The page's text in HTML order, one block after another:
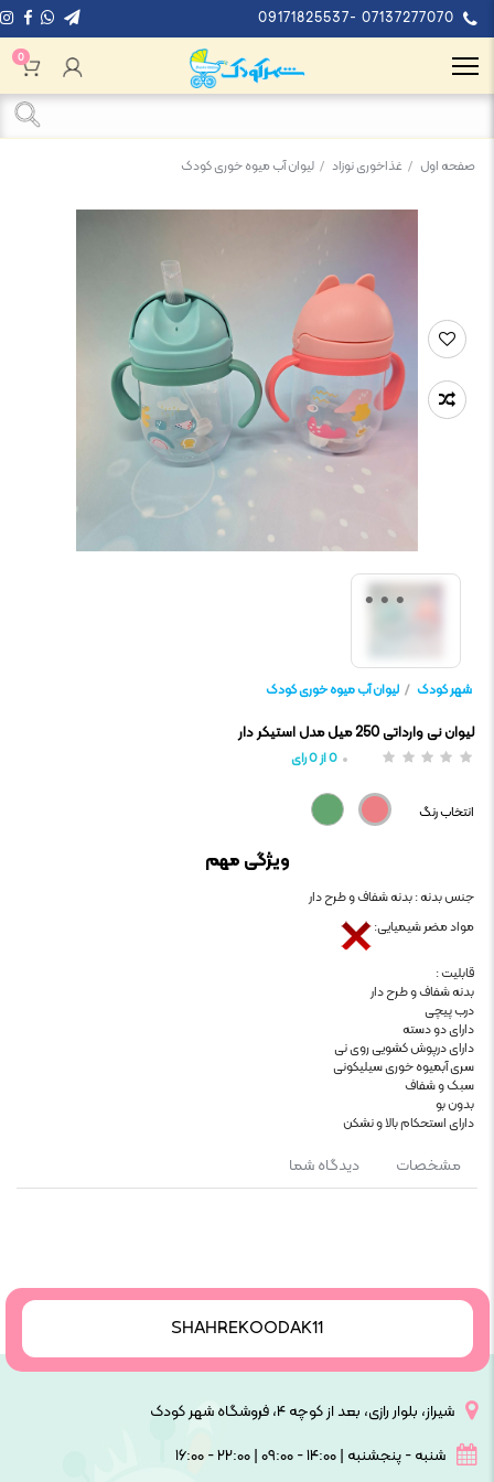
09171825537- 07137277070
0
صفحه اول / غذاخوری نوزاد / لیوان آب میوه خوری کودک
شهر کودک / لیوان آب میوه خوری کودک
لیوان نی وارداتی 250 میل مدل استیکر دار
0از0رای
انتخاب رنگ
ویژگی مهم
جنس بدنه : بدنه شفاف و طرح دار
مواد مضر شیمیایی:
قابلیت :
بدنه شفاف و طرح دار
درب پیچی
دارای دو دسته
دارای درپوش کشویی روی نی
سری آبمیوه خوری سیلیکونی
سبک و شفاف
بدون بو
دارای استحکام بالا و نشکن
مشخصات دیدگاه شما
SHAHREKOODAK11
شیراز، بلوار رازی، بعد از کوچه ۴، فروشگاه شهر کودک
شنبه - پنجشنبه | ۱۴:۰۰ - ۰۹:۰۰ | ۲۲:۰۰ - ۱۶:۰۰